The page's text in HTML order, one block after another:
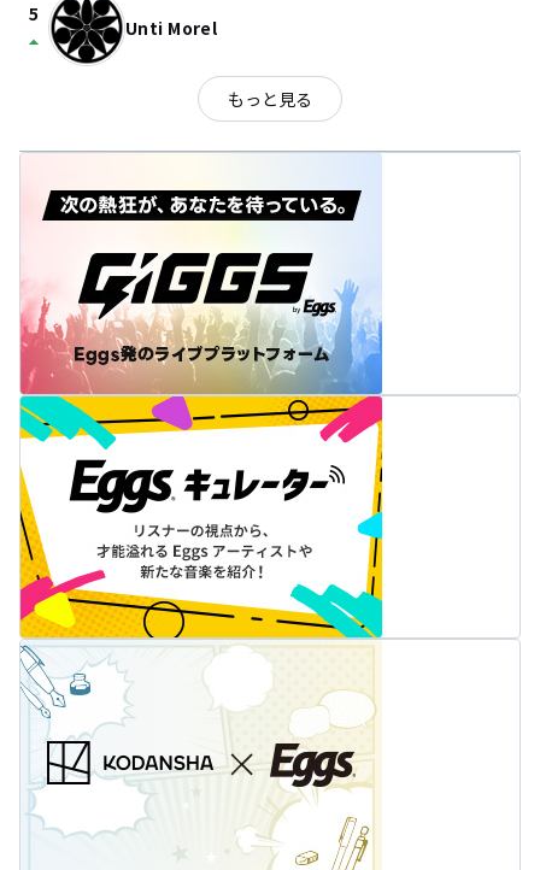
5
arrow_drop_up Unti Morel
もっと見る